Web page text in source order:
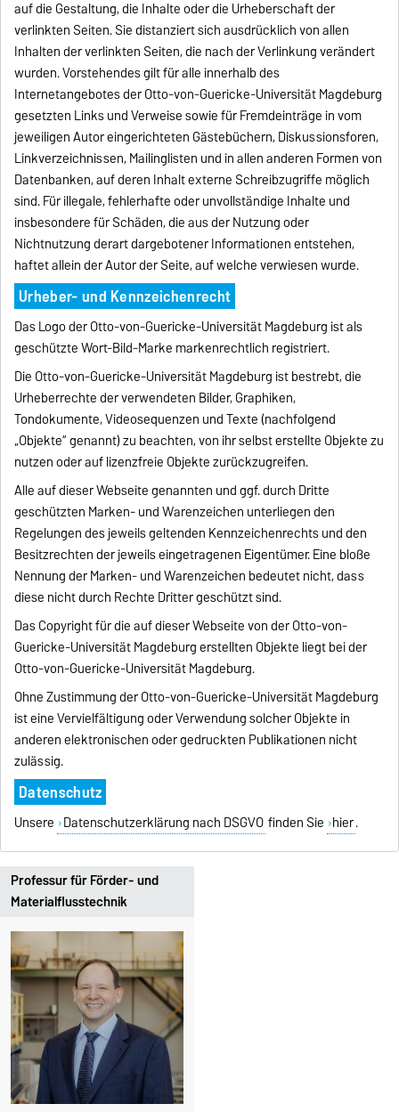
auf die Gestaltung, die Inhalte oder die Urheberschaft der
verlinkten Seiten. Sie distanziert sich ausdrücklich von allen
Inhalten der verlinkten Seiten, die nach der Verlinkung verändert
wurden. Vorstehendes gilt für alle innerhalb des
Internetangebotes der Otto-von-Guericke-Universität Magdeburg
gesetzten Links und Verweise sowie für Fremdeinträge in vom
jeweiligen Autor eingerichteten Gästebüchern, Diskussionsforen,
Linkverzeichnissen, Mailinglisten und in allen anderen Formen von
Datenbanken, auf deren Inhalt externe Schreibzugriffe möglich
sind. Für illegale, fehlerhafte oder unvollständige Inhalte und
insbesondere für Schäden, die aus der Nutzung oder
Nichtnutzung derart dargebotener Informationen entstehen,
haftet allein der Autor der Seite, auf welche verwiesen wurde.
Urheber- und Kennzeichenrecht
Das Logo der Otto-von-Guericke-Universität Magdeburg ist als
geschützte Wort-Bild-Marke markenrechtlich registriert.
Die Otto-von-Guericke-Universität Magdeburg ist bestrebt, die
Urheberrechte der verwendeten Bilder, Graphiken,
Tondokumente, Videosequenzen und Texte (nachfolgend
„Objekte“ genannt) zu beachten, von ihr selbst erstellte Objekte zu
nutzen oder auf lizenzfreie Objekte zurückzugreifen.
Alle auf dieser Webseite genannten und ggf. durch Dritte
geschützten Marken- und Warenzeichen unterliegen den
Regelungen des jeweils geltenden Kennzeichenrechts und den
Besitzrechten der jeweils eingetragenen Eigentümer. Eine bloße
Nennung der Marken- und Warenzeichen bedeutet nicht, dass
diese nicht durch Rechte Dritter geschützt sind.
Das Copyright für die auf dieser Webseite von der Otto-von-
Guericke-Universität Magdeburg erstellten Objekte liegt bei der
Otto-von-Guericke-Universität Magdeburg.
Ohne Zustimmung der Otto-von-Guericke-Universität Magdeburg
ist eine Vervielfältigung oder Verwendung solcher Objekte in
anderen elektronischen oder gedruckten Publikationen nicht
zulässig.
Datenschutz
Unsere Datenschutzerklärung nach DSGVO finden Sie hier.
Professur für Förder- und
Materialflusstechnik